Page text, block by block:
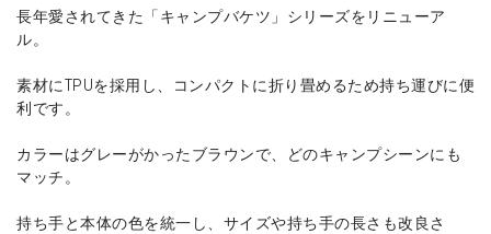
長年愛されてきた「キャンプバケツ」シリーズをリニューア
ル。
素材にTPUを採用し、コンパクトに折り畳めるため持ち運びに便
利です。
カラーはグレーがかったブラウンで、どのキャンプシーンにも
マッチ。
持ち手と本体の色を統一し、サイズや持ち手の長さも改良さ